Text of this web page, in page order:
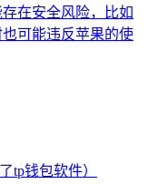
在安全风险，比如
可能违反苹果的使
tp钱包软件）